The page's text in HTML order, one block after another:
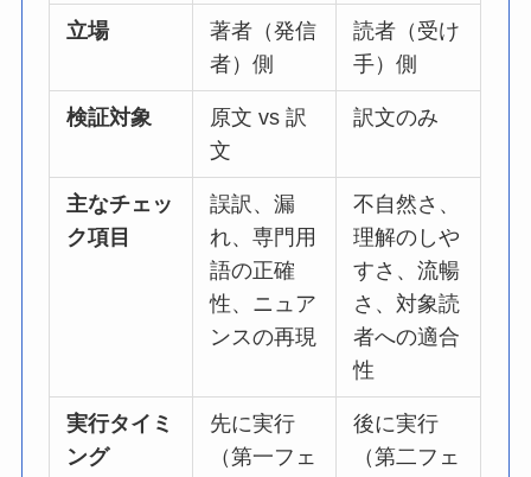
立場
著者（発信
者）側
読者（受け
手）側
検証対象
原文 vs 訳
文
訳文のみ
主なチェッ
ク項目
誤訳、漏
れ、専門用
語の正確
性、ニュア
ンスの再現
不自然さ、
理解のしや
すさ、流暢
さ、対象読
者への適合
性
実行タイミ
ング
先に実行
（第一フェ
後に実行
（第二フェ